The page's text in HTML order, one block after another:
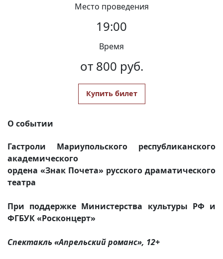
Место проведения
19:00
Время
от 800 руб.
Купить билет
О событии
Гастроли Мариупольского республиканского
академического
ордена «Знак Почета» русского драматического
театра
При поддержке Министерства культуры РФ и
ФГБУК «Росконцерт»
Спектакль «Апрельский романс», 12+